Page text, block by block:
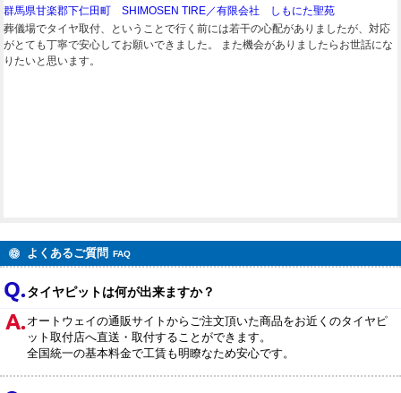
群馬県甘楽郡下仁田町 SHIMOSEN TIRE／有限会社 しもにた聖苑
葬儀場でタイヤ取付、ということで行く前には若干の心配がありましたが、対応
がとても丁寧で安心してお願いできました。 また機会がありましたらお世話にな
りたいと思います。
よくあるご質問 FAQ
タイヤピットは何が出来ますか？
オートウェイの通販サイトからご注文頂いた商品をお近くのタイヤピ
ット取付店へ直送・取付することができます。
全国統一の基本料金で工賃も明瞭なため安心です。